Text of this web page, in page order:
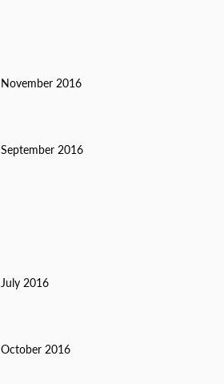
November 2016
September 2016
July 2016
October 2016